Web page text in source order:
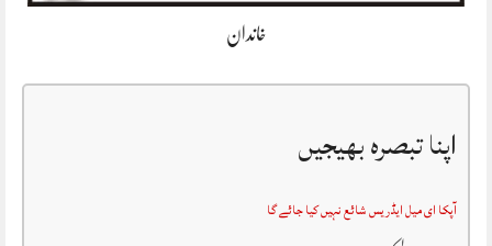
خاندان
اپنا تبصرہ بھیجیں
آپکا ای میل ایڈریس شائع نہیں کیا جائے گا